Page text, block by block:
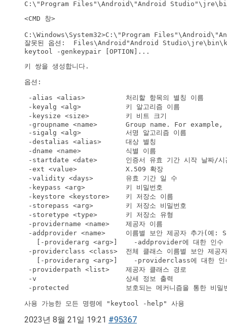
<CMD 창>
C:\Windows\System32>C:\"Program
잘못된 옵션:  Files\Android"Android
keytool -genkeypair [OPTION]...
키 쌍을 생성합니다.
옵션:
-alias <alias>          처리할 항목의 별칭 이름
-keyalg <alg>           키 알고리즘 이름
-keysize <size>         키 비트 크기
-groupname <name>       Group name. For
-sigalg <alg>           서명 알고리즘 이름
-destalias <alias>      대상 별칭
-dname <name>           식별 이름
-startdate <date>       인증서 유효 기간 시작 날짜/시
-ext <value>            X.509 확장
-validity <days>        유효 기간 일 수
-keypass <arg>          키 비밀번호
-keystore <keystore>    키 저장소 이름
-storepass <arg>        키 저장소 비밀번호
-storetype <type>       키 저장소 유형
-providername <name>    제공자 이름
-addprovider <name>     이름별 보안 제공자 추가(예:
[-providerarg <arg>]    -addprovider에 대한 인수
-providerclass <class>  전체 클래스 이름별 보안 제공
[-providerarg <arg>]    -providerclass에 대한 인
-providerpath <list>    제공자 클래스 경로
-v                      상세 정보 출력
-protected              보호되는 메커니즘을 통한 비밀
사용 가능한 모든 명령에 "keytool -help" 사용
2023년 8월 21일 19:21 #95367